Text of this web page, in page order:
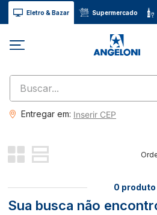
Eletro & Bazar Supermercado
Buscar...
Entregar em: Inserir CEP
0 produto